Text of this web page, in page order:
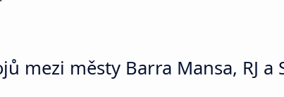
mezi městy Barra Mansa, RJ a